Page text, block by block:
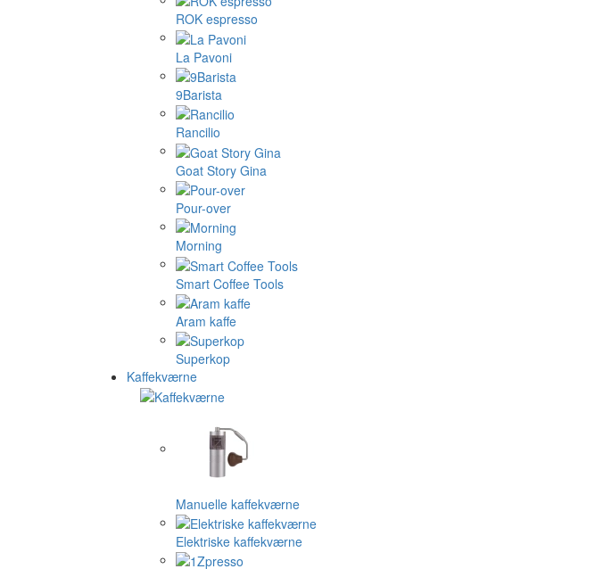
ROK espresso
La Pavoni
9Barista
Rancilio
Goat Story Gina
Pour-over
Morning
Smart Coffee Tools
Aram kaffe
Superkop
Kaffekværne
Manuelle kaffekværne
Elektriske kaffekværne